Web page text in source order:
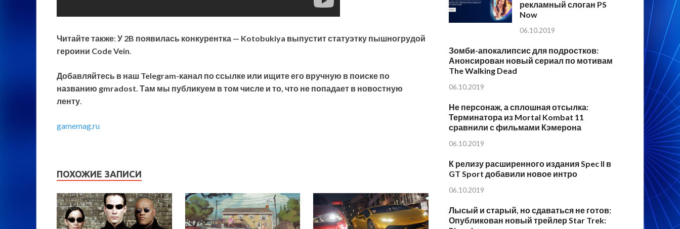
Читайте также: У 2B появилась конкурентка — Kotobukiya выпустит статуэтку пышногрудой
героини Code Vein
Добавляйтесь в наш Telegram-канал по ссылке или ищите его вручную в поиске по
названию gmradost. Там мы публикуем в том числе и то, что не попадает в новостную
ленту
gamemag.ru
ПОХОЖИЕ ЗАПИСИ
рекламный слоган PS
Now
06.10.2019
Зомби-апокалипсис для подростков:
Анонсирован новый сериал по мотивам
The Walking Dead
06.10.2019
Не персонаж, а сплошная отсылка:
Терминатора из Mortal Kombat 11
сравнили с фильмами Кэмерона
06.10.2019
К релизу расширенного издания Spec II в
GT Sport добавили новое интро
06.10.2019
Лысый и старый, но сдаваться не готов:
Опубликован новый трейлер Star Trek: